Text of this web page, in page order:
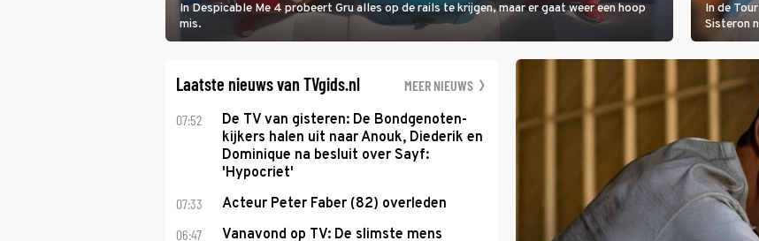
In Despicable Me 4 probeert Gru alles op de rails te krijgen, maar er gaat weer een hoop
mis.
In de
Sisteron
zwaarste
namelijk
Laatste nieuws van TVgids.nl MEER NIEUWS
07:52
De TV van gisteren: De Bondgenoten-
kijkers halen uit naar Anouk, Diederik en
Dominique na besluit over Sayf:
'Hypocriet'
07:33 Acteur Peter Faber (82) overleden
06:47
Vanavond op TV: De slimste mens